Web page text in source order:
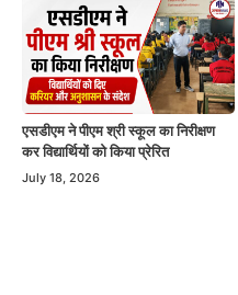
एसडीएम ने पीएम श्री स्कूल का निरीक्षण
कर विद्यार्थियों को किया प्रेरित
July 18, 2026